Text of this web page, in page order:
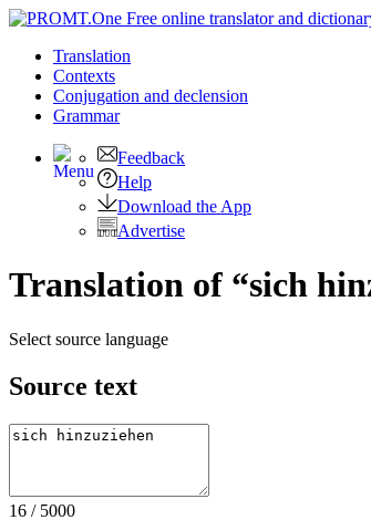
Translation
Contexts
Conjugation and declension
Grammar
Feedback
Help
Download the App
Advertise
Translation of “sich
Select source language
Source text
16 / 5000